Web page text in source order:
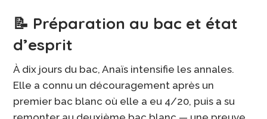
📝 Préparation au bac et état
d’esprit
À dix jours du bac, Anaïs intensifie les annales.
Elle a connu un découragement après un
premier bac blanc où elle a eu 4/20, puis a su